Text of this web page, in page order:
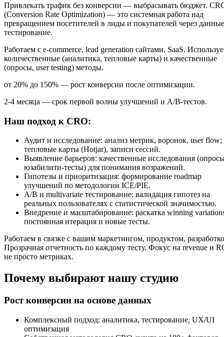
Привлекать трафик без конверсии — выбрасывать бюджет.
(Conversion Rate Optimization) — это системная работа над
превращением посетителей в лиды и покупателей через
тестирование.
Работаем с e-commerce, lead generation сайтами, SaaS.
количественные (аналитика, тепловые карты) и качественные
(опросы, user testing) методы.
от 20% до 150% — рост конверсии после оптимизации.
2-4 месяца — срок первой волны улучшений и A/B-тестов.
Наш подход к CRO:
Аудит и исследование: анализ метрик, воронок, user flow;
тепловые карты (Hotjar), записи сессий.
Выявление барьеров: качественные исследования
юзабилити-тесты) для понимания возражений.
Гипотезы и приоритизация: формирование roadmap
улучшений по методологии ICE/PIE.
A/B и multivariate тестирование: валидация гипотез на
реальных пользователях с статистической значимостью.
Внедрение и масштабирование: раскатка winning
постоянная итерация и новые тесты.
Работаем в связке с вашим маркетингом, продуктом,
Прозрачная отчетность по каждому тесту. Фокус на revenue и
не просто метриках.
Почему выбирают нашу студию
Рост конверсии на основе данных
Комплексный подход: аналитика, тестирование, UX/UI
оптимизация